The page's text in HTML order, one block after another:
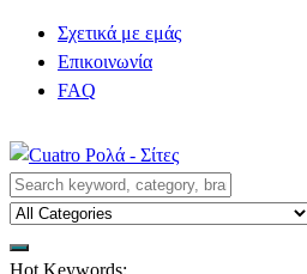
Σχετικά με εμάς
Επικοινωνία
FAQ
Hot Keywords: